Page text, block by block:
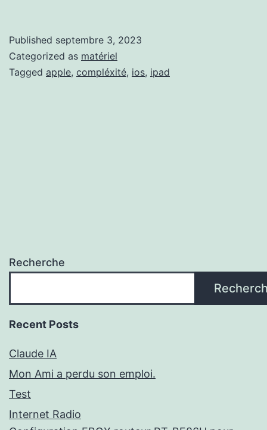
Published septembre 3, 2023
Categorized as matériel
Tagged apple, compléxité, ios, ipad
Recherche
Recent Posts
Claude IA
Mon Ami a perdu son emploi.
Test
Internet Radio